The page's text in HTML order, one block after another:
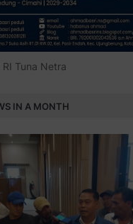
RI Tuna Netra
IN A MONTH